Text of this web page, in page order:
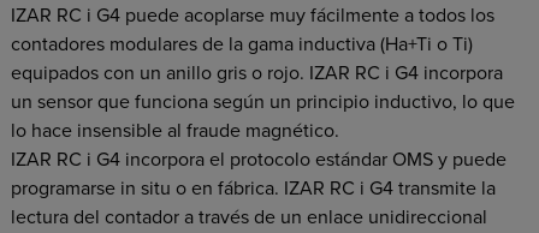
IZAR RC i G4 puede acoplarse muy fácilmente a todos los
contadores modulares de la gama inductiva (Ha+Ti o Ti)
equipados con un anillo gris o rojo. IZAR RC i G4 incorpora
un sensor que funciona según un principio inductivo, lo que
lo hace insensible al fraude magnético.
IZAR RC i G4 incorpora el protocolo estándar OMS y puede
programarse in situ o en fábrica. IZAR RC i G4 transmite la
lectura del contador a través de un enlace unidireccional